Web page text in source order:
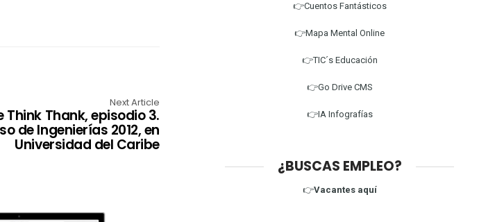
Next Article
Think Thank, episodio 3.
de Ingenierías 2012, en
Universidad del Caribe
👉Cuentos Fantásticos
👉Mapa Mental Online
👉TIC´s Educación
👉Go Drive CMS
👉IA Infografías
¿BUSCAS EMPLEO?
👉Vacantes aquí